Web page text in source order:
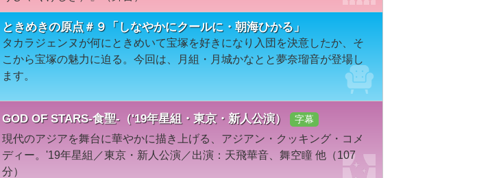
ときめきの原点＃９「しなやかにクールに・朝海ひかる」
タカラジェンヌが何にときめいて宝塚を好きになり入団を決意したか、そ
こから宝塚の魅力に迫る。今回は、月組・月城かなとと夢奈瑠音が登場し
ます。
GOD OF STARS-食聖-（'19年星組・東京・新人公演） 字幕
現代のアジアを舞台に華やかに描き上げる、アジアン・クッキング・コメ
ディー。'19年星組／東京・新人公演／出演：天飛華音、舞空瞳 他（107
分）